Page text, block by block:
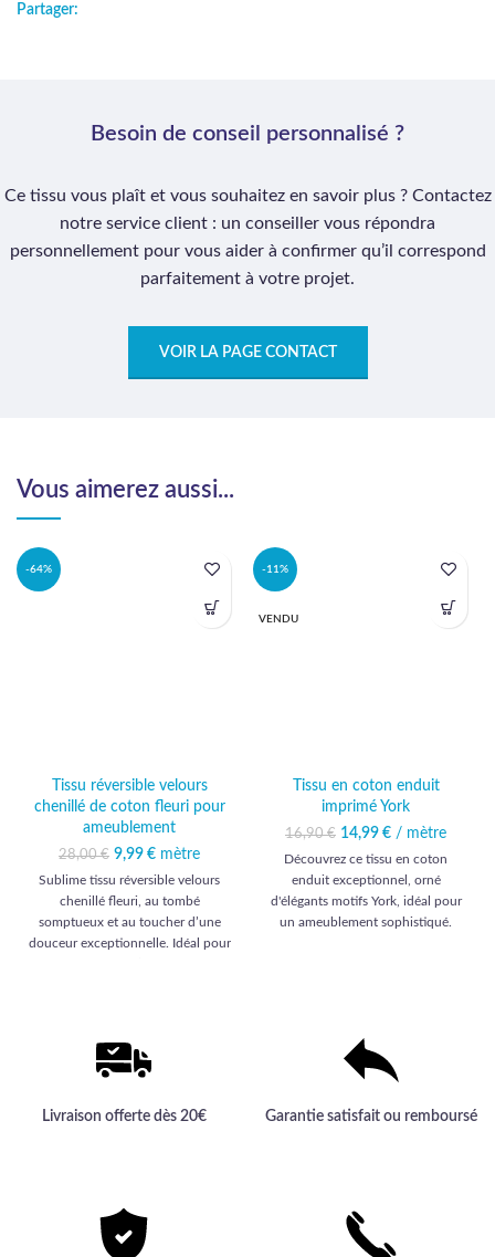
Partager:
Besoin de conseil personnalisé ?
Ce tissu vous plaît et vous souhaitez en savoir plus ? Contactez
notre service client : un conseiller vous répondra
personnellement pour vous aider à confirmer qu’il correspond
parfaitement à votre projet.
VOIR LA PAGE CONTACT
Vous aimerez aussi...
-64%
Tissu réversible velours
chenillé de coton fleuri pour
ameublement
28,00€ Le prix initial était :
28,00 €.
9,99 €
Le prix
actuel est :
9,99 €.
mètre
Sublime tissu réversible velours
chenillé fleuri, au tombé
somptueux et au toucher d’une
douceur exceptionnelle. Idéal pour
-11%
VENDU
Tissu en coton enduit
imprimé York
16,90€
Le prix initial était :
16,90 €.
14,99 €
Le prix
actuel est :
14,99 €.
/ mètre
Découvrez ce tissu en coton
enduit exceptionnel, orné
d'élégants motifs York, idéal pour
un ameublement sophistiqué.
Livraison offerte dès 20€ Garantie satisfait ou remboursé